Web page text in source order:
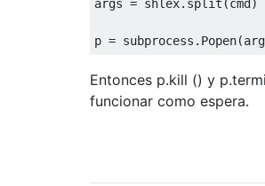
args = shlex. split (cmd)
p = subprocess . Popen(
Entonces p.kill () y
funcionar como espera.